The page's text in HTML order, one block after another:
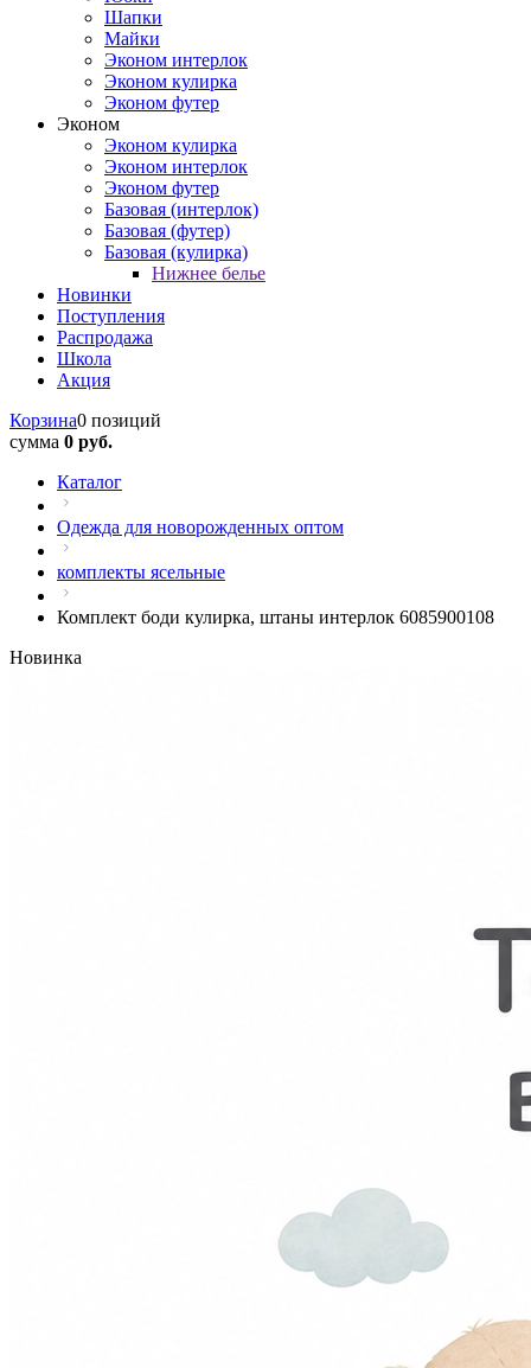
Шапки
Майки
Эконом интерлок
Эконом кулирка
Эконом футер
Эконом
Эконом кулирка
Эконом интерлок
Эконом футер
Базовая (интерлок)
Базовая (футер)
Базовая (кулирка)
Нижнее белье
Новинки
Поступления
Распродажа
Школа
Акция
Корзина0 позиций
сумма 0 руб.
Каталог
Одежда для новорожденных оптом
комплекты ясельные
Комплект боди кулирка, штаны интерлок 6085900108
Новинка